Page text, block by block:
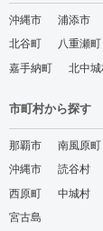
沖縄市 浦添市
北谷町
八重瀬町
嘉手納町
北中
市町村から探す
那覇市 南風原町
沖縄市
読谷村
西原町
中城村
宮古島